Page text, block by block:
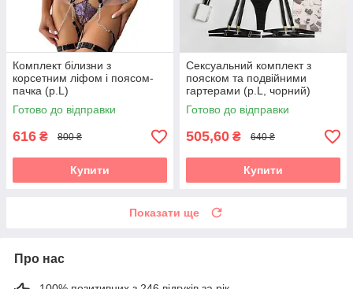
Комплект білизни з
корсетним ліфом і поясом-
пачка (р.L)
Готово до відправки
616 ₴ 800 ₴
Купити
Сексуальний комплект з
пояском та подвійними
гартерами (р.L, чорний)
Готово до відправки
505,60 ₴ 640 ₴
Купити
Показати ще
Про нас